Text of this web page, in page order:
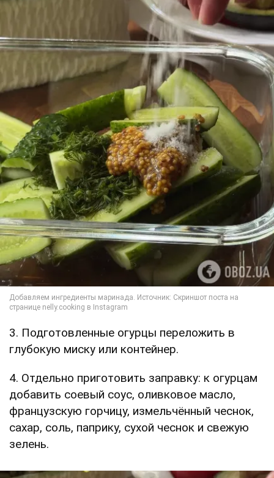
3. Подготовленные огурцы переложить в
глубокую миску или контейнер.
4. Отдельно приготовить заправку: к огурцам
добавить соевый соус, оливковое масло,
французскую горчицу, измельчённый чеснок,
сахар, соль, паприку, сухой чеснок и свежую
зелень.